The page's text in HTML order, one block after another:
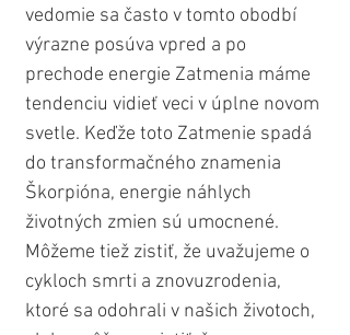
vedomie sa často v tomto obodbí
výrazne posúva vpred a po
prechode energie Zatmenia máme
tendenciu vidieť veci v úplne novom
svetle. Keďže toto Zatmenie spadá
do transformačného znamenia
Škorpióna, energie náhlych
životných zmien sú umocnené.
Môžeme tiež zistiť, že uvažujeme o
cykloch smrti a znovuzrodenia,
ktoré sa odohrali v našich životoch,